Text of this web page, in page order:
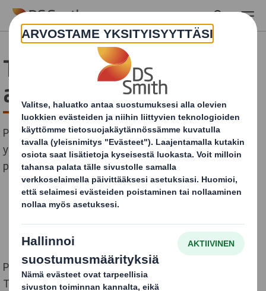
Skip to main content
Tuotteiden ja
automaation etulinjassa
Pidämme koneista. Ja työskentelemme mieluummin
yhden ainoan kumppanin kanssa, joka vastaa sekä
pakkauksista että automaatiosta.
Pär Eriksson on IT- ja logistiikkapäällikkö perheyritys
TURA SCANDINAVIASSA, jota hän pyörittää yhdessä